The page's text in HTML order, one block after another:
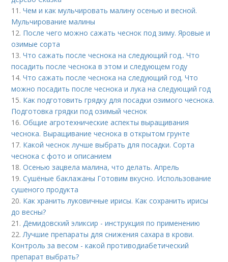
11.Чем и как мульчировать малину осенью и весной.
Мульчирование малины
12. После чего можно сажать чеснок под зиму. Яровые и
озимые сорта
13.Что сажать после чеснока на следующий год.. Что
посадить после чеснока в этом и следующем году
14.Что сажать после чеснока на следующий год. Что
можно посадить после чеснока и лука на следующий год
15. Как подготовить грядку для посадки озимого чеснока.
Подготовка грядки под озимый чеснок
16.Общие агротехнические аспекты выращивания
чеснока. Выращивание чеснока в открытом грунте
17. Какой чеснок лучше выбрать для посадки. Сорта
чеснока с фото и описанием
18.Осенью зацвела малина, что делать. Апрель
19.Сушёные баклажаны Готовим вкусно. Использование
сушеного продукта
20. Как хранить луковичные ирисы. Как сохранить ирисы
до весны?
21. Демидовский эликсир - инструкция по применению
22. Лучшие препараты для снижения сахара в крови.
Контроль за весом - какой противодиабетический
препарат выбрать?